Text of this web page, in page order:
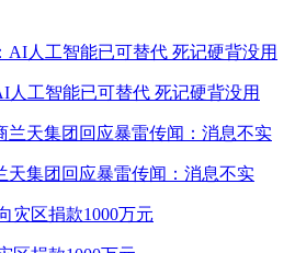
工智能已可替代 死记硬背没用
天集团回应暴雷传闻：消息不实